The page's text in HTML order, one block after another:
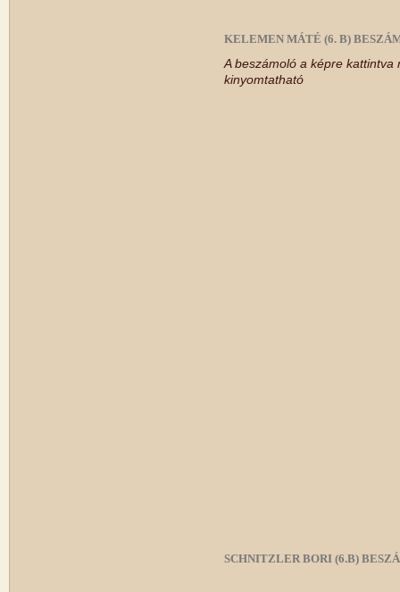
KELEMEN MÁTÉ (6. B)
A beszámoló a képre
kinyomtatható
SCHNITZLER BORI (6.B)